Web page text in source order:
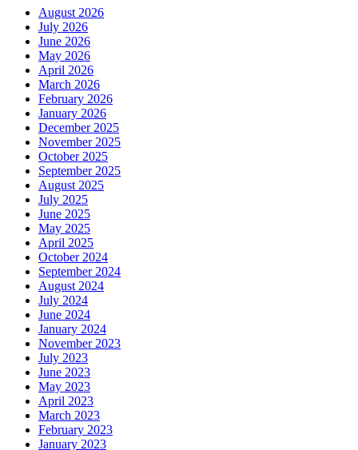
August 2026
July 2026
June 2026
May 2026
April 2026
March 2026
February 2026
January 2026
December 2025
November 2025
October 2025
September 2025
August 2025
July 2025
June 2025
May 2025
April 2025
October 2024
September 2024
August 2024
July 2024
June 2024
January 2024
November 2023
July 2023
June 2023
May 2023
April 2023
March 2023
February 2023
January 2023